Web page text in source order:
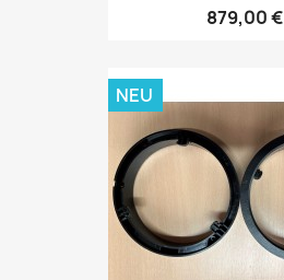
879,00 €
NEU